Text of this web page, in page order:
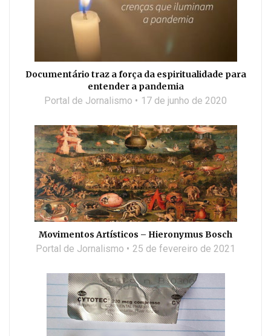
Documentário traz a força da espiritualidade para
entender a pandemia
Portal de Jornalismo 17 de junho de 2020
Movimentos Artísticos – Hieronymus Bosch
Portal de Jornalismo 25 de fevereiro de 2021